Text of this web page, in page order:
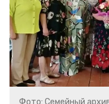
Фото: Семейный